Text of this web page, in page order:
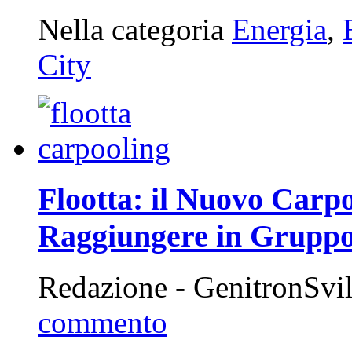
Nella categoria Energia,
City
Flootta: il Nuovo
Raggiungere in
Redazione -
commento